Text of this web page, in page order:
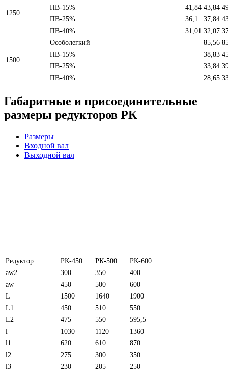
1250
ПВ-15%
41,84 43,84
ПВ-25%
36,1 37,84
ПВ-40%
31,01 32,07
1500
Особолегкий 85,56
ПВ-15%
38,83
ПВ-25%
33,84
ПВ-40%
28,65
Габаритные и присоединительные
размеры редукторов РК
Размеры
Входной вал
Выходной вал
Редуктор РК-450 РК-500
РК-600
aw2
300 350
400
aw
450 500
600
L
1500 1640
1900
L1
450 510
550
L2
475 550
595,5
l
1030 1120
1360
l1
620 610
870
l2
275 300
350
l3
230 205
250